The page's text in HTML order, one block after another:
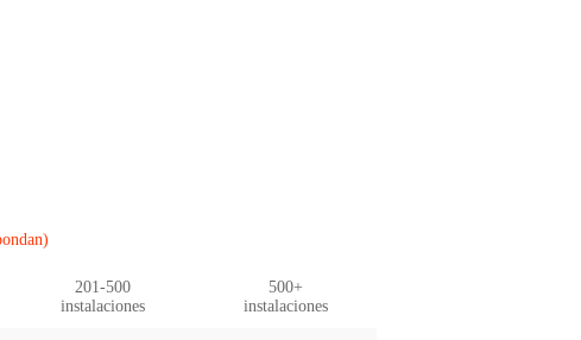
201-500
instalaciones
500+
instalaciones